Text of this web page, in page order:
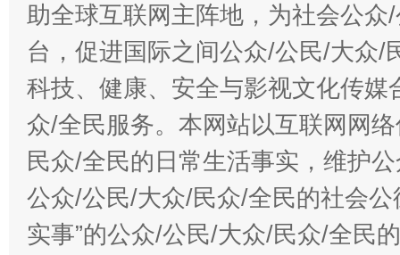
助全球互联网主阵地，为社会公
台，促进国际之间公众/公民/大众/
科技、健康、安全与影视文化传
众/全民服务。本网站以互联网网
民众/全民的日常生活事实，维护
公众/公民/大众/民众/全民的社会公
实事”的公众/公民/大众/民众/全民